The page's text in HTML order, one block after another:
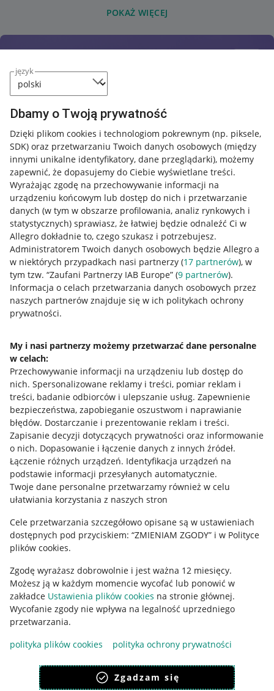
język
Dbamy o Twoją prywatność
Dzięki plikom cookies i technologiom pokrewnym (np. piksele,
SDK) oraz przetwarzaniu Twoich danych osobowych (między
innymi unikalne identyfikatory, dane przeglądarki), możemy
zapewnić, że dopasujemy do Ciebie wyświetlane treści.
Wyrażając zgodę na przechowywanie informacji na
urządzeniu końcowym lub dostęp do nich i przetwarzanie
danych (w tym w obszarze profilowania, analiz rynkowych i
statystycznych) sprawiasz, że łatwiej będzie odnaleźć Ci w
Allegro dokładnie to, czego szukasz i potrzebujesz.
Administratorem Twoich danych osobowych będzie Allegro a
w niektórych przypadkach nasi partnerzy (17 partnerów), w
tym tzw. “Zaufani Partnerzy IAB Europe” (9 partnerów).
Informacja o celach przetwarzania danych osobowych przez
naszych partnerów znajduje się w ich politykach ochrony
prywatności.
My i nasi partnerzy możemy przetwarzać dane personalne
w celach:
Przechowywanie informacji na urządzeniu lub dostęp do
nich. Spersonalizowane reklamy i treści, pomiar reklam i
treści, badanie odbiorców i ulepszanie usług. Zapewnienie
bezpieczeństwa, zapobieganie oszustwom i naprawianie
błędów. Dostarczanie i prezentowanie reklam i treści.
Zapisanie decyzji dotyczących prywatności oraz informowanie
o nich. Dopasowanie i łączenie danych z innych źródeł.
Łączenie różnych urządzeń. Identyfikacja urządzeń na
podstawie informacji przesyłanych automatycznie.
Twoje dane personalne przetwarzamy również w celu
ułatwiania korzystania z naszych stron
Cele przetwarzania szczegółowo opisane są w ustawieniach
dostępnych pod przyciskiem: “ZMIENIAM ZGODY” i w Polityce
plików cookies.
Zgodę wyrażasz dobrowolnie i jest ważna 12 miesięcy.
Możesz ją w każdym momencie wycofać lub ponowić w
zakładce Ustawienia plików cookies na stronie głównej.
Wycofanie zgody nie wpływa na legalność uprzedniego
przetwarzania.
polityka plików cookies
polityka ochrony prywatności
Zgadzam się
POKAŻ WIĘCEJ
Przydatne informacje
Jak to działa
Allegro Gadane dla sprzedających
Allegro Gadane dla kupujących
Mapa miejscowości
Informacje prawne
Regulamin
Polityka plików "cookies"
Ustawienia plików "cookies"
Udostępnianie lokalizacji
Informacje dla Aktu o Usługach Cyfrowych
Pobierz aplikację